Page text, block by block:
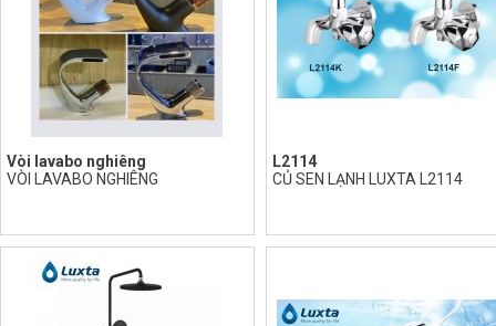
Vòi lavabo nghiêng
VÒI LAVABO NGHIÊNG
L2114
CỦ SEN LẠNH LUXTA L2114